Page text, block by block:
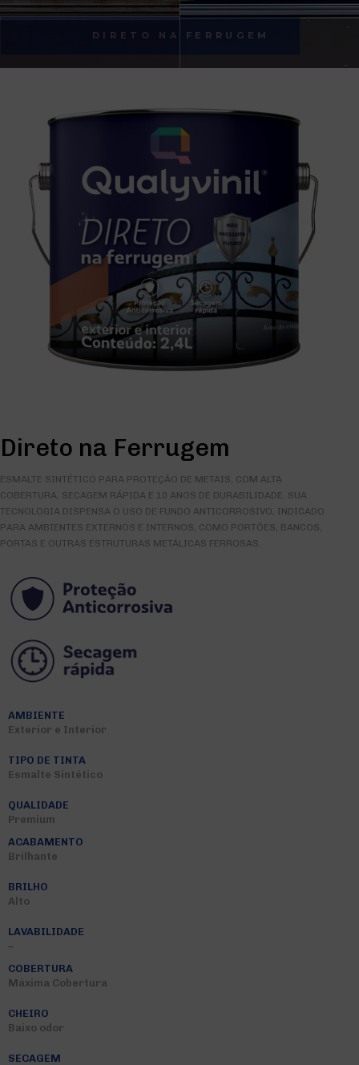
DIRETO NA FERRUGEM
DIRETO NA FERRUGEM
Direto na Ferrugem
ESMALTE SINTÉTICO PARA PROTEÇÃO DE METAIS, COM ALTA
COBERTURA, SECAGEM RÁPIDA E 10 ANOS DE DURABILIDADE. SUA
TECNOLOGIA DISPENSA O USO DE FUNDO ANTICORROSIVO, INDICADO
PARA AMBIENTES EXTERNOS E INTERNOS, COMO PORTÕES, BANCOS,
PORTAS E OUTRAS ESTRUTURAS METÁLICAS FERROSAS.
AMBIENTE
Exterior e Interior
TIPO DE TINTA
Esmalte Sintético
QUALIDADE
Premium
ACABAMENTO
Brilhante
BRILHO
Alto
LAVABILIDADE
–
COBERTURA
Máxima Cobertura
CHEIRO
Baixo odor
SECAGEM